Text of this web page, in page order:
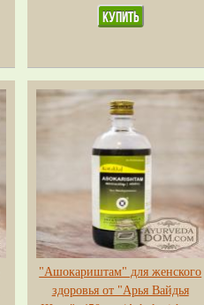
"Ашокариштам" для женского
здоровья от "Арья Вайдья